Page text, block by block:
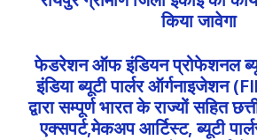
किया जावेगा
फेडरेशन ऑफ इंडियन प्रोफेशनल
इंडिया ब्यूटी पार्लर ऑर्गनाइजेशन
द्वारा सम्पूर्ण भारत के राज्यों सहित
एक्सपर्ट,मेकअप आर्टिस्ट, ब्यूटी